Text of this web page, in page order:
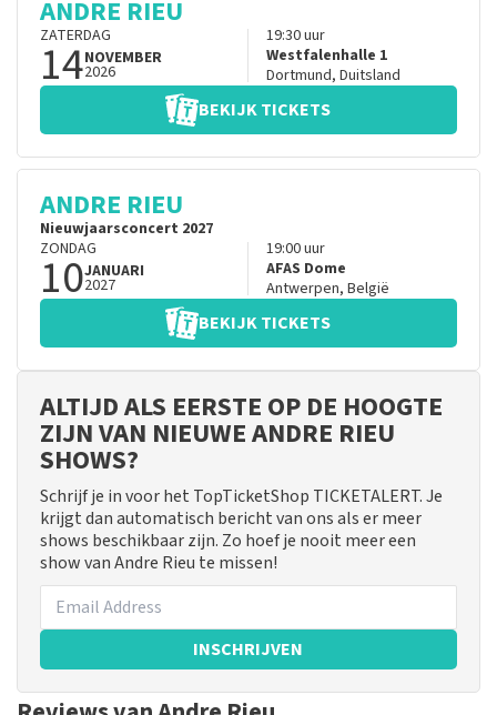
ANDRE RIEU
ZATERDAG
14NOVEMBER
2026
19:30uur
Westfalenhalle 1
Dortmund, Duitsland
BEKIJK TICKETS
ANDRE RIEU
Nieuwjaarsconcert 2027
ZONDAG
10JANUARI
2027
19:00uur
AFAS Dome
Antwerpen, België
BEKIJK TICKETS
ALTIJD ALS EERSTE OP DE HOOGTE
ZIJN VAN NIEUWE ANDRE RIEU
SHOWS?
Schrijf je in voor het TopTicketShop TICKETALERT. Je
krijgt dan automatisch bericht van ons als er meer
shows beschikbaar zijn. Zo hoef je nooit meer een
show van Andre Rieu te missen!
INSCHRIJVEN